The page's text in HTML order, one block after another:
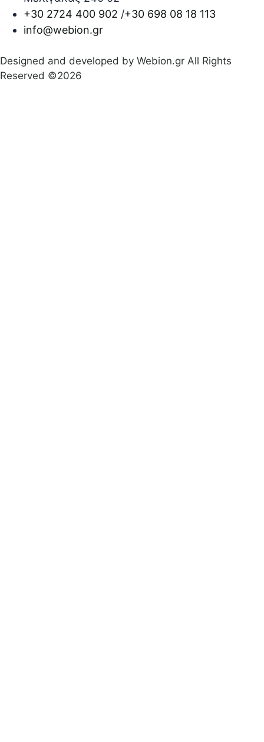
+30 2724 400 902 /+30 698 08 18 113
info@webion.gr
Designed and developed by Webion.gr All Rights
Reserved ©2026